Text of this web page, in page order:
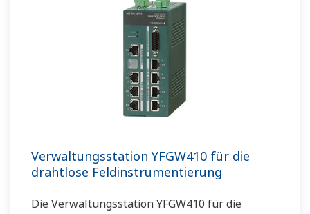
Verwaltungsstation YFGW410 für die
drahtlose Feldinstrumentierung
Die Verwaltungsstation YFGW410 für die